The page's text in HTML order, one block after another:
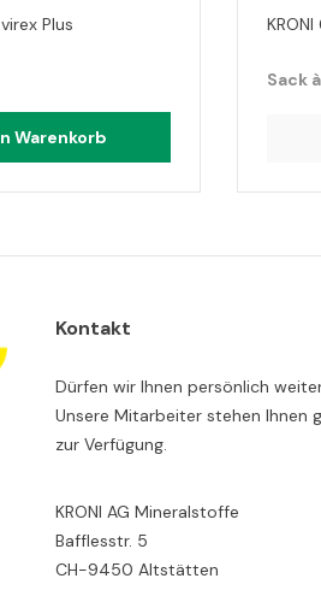
Plus
Warenkorb
Sack
Kontakt
Dürfen wir Ihnen persönlich
Unsere Mitarbeiter stehen Ihnen
zur Verfügung.
KRONI AG Mineralstoffe
Bafflesstr. 5
CH-9450 Altstätten